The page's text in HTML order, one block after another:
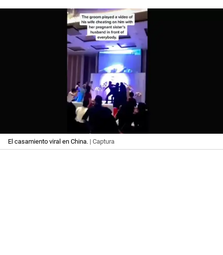
El casamiento viral en China. | Captura